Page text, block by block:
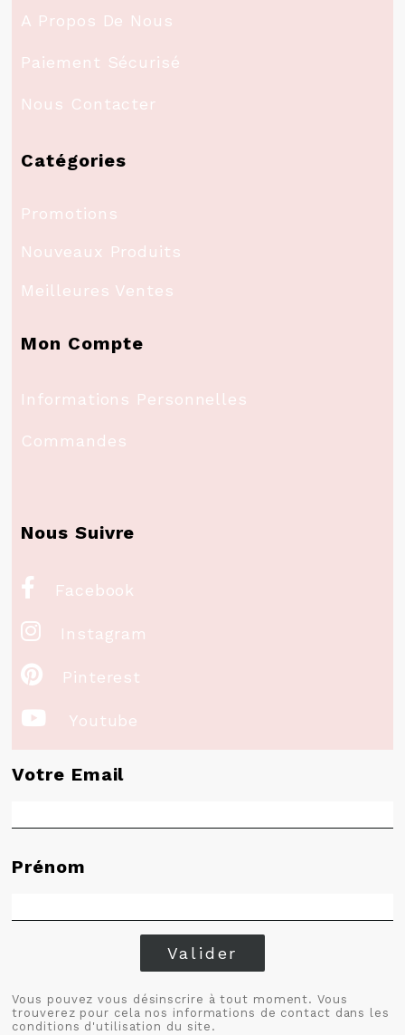
A Propos De Nous
Paiement Sécurisé
Nous Contacter
Catégories
Promotions
Nouveaux Produits
Meilleures Ventes
Mon Compte
Informations Personnelles
Commandes
Nous Suivre
 Facebook
 Instagram
 Pinterest
 Youtube
Votre Email
Prénom
Valider
Vous pouvez vous désinscrire à tout moment. Vous
trouverez pour cela nos informations de contact dans les
conditions d'utilisation du site.